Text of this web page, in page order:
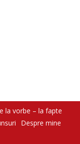
la vorbe – la fapte
Despre mine